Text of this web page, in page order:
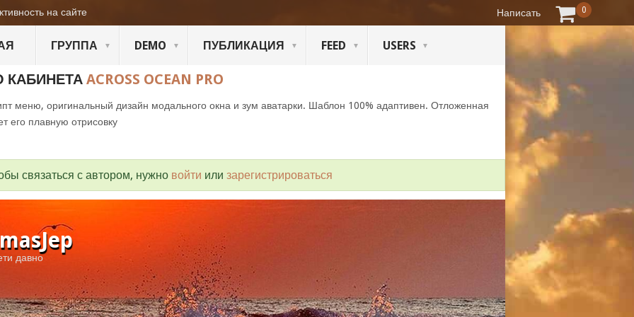
ГРУППА DEMO ПУБЛИКАЦИЯ FEED USERS
ACROSS OCEAN PRO
меню, оригинальный дизайн модального окна и зум аватарки. Шаблон 100% адаптивен. Отложенная
его плавную отрисовку
связаться с автором, нужно войти или зарегистрироваться
давно
на сайте Написать 0